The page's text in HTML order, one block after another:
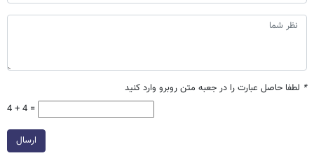
* لطفا حاصل عبارت را در جعبه متن روبرو وارد کنید
4 + 4 =
ارسال